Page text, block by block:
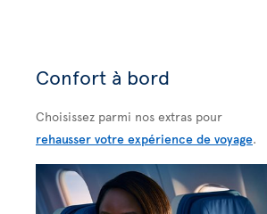
Confort à bord
Choisissez parmi nos extras pour
rehausser votre expérience de voyage.